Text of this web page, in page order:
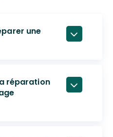
une
réparation